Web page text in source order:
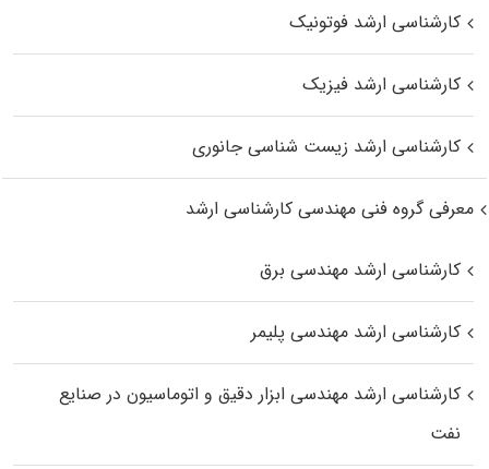
کارشناسی ارشد فوتونیک
کارشناسی ارشد فیزیک
کارشناسی ارشد زیست‌ شناسی جانوری
معرفی گروه فنی مهندسی کارشناسی ارشد
کارشناسی ارشد مهندسی برق
کارشناسی ارشد مهندسی پلیمر
کارشناسی ارشد مهندسی ابزار دقیق و اتوماسیون در صنایع
نفت